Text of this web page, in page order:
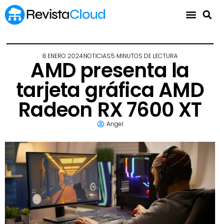
8 ENERO 2024NOTICIAS5 MINUTOS DE LECTURA
AMD presenta la
tarjeta gráfica AMD
Radeon RX 7600 XT
Angel